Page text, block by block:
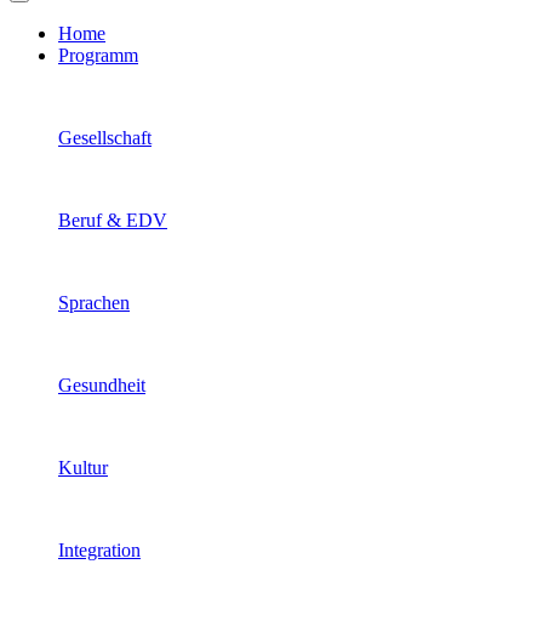
Home
Programm
Gesellschaft
Beruf & EDV
Sprachen
Gesundheit
Kultur
Integration